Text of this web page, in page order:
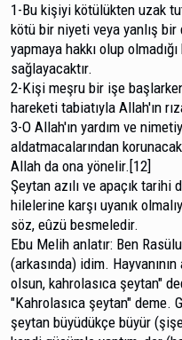
1-Bu kişiyi kötülükten uzak
kötü bir niyeti veya yanlış bir
yapmaya hakkı olup
sağlayacaktır.
2-Kişi meşru bir işe
hareketi tabiatıyla Allah'ın
3-O Allah'ın yardım ve
aldatmacalarından
Allah da ona yönelir.[12]
Şeytan azılı ve apaçık tarihi
hilelerine karşı uyanık
söz, eûzü besmeledir.
Ebu Melih anlatır: Ben
(arkasında) idim.
olsun, kahrolasıca şeytan"
"Kahrolasıca şeytan" deme.
şeytan büyüdükçe büyür